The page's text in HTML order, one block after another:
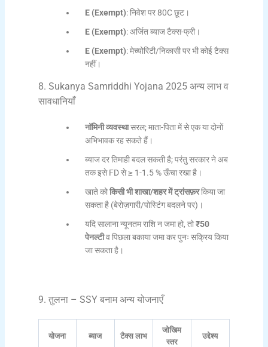
E (Exempt): निवेश पर 80C छूट।
E (Exempt): अर्जित ब्याज टैक्स-फ्री।
E (Exempt): मेच्योरिटी/निकासी पर भी कोई टैक्स
नहीं।
8. Sukanya Samriddhi Yojana 2025 अन्य लाभ व
सावधानियाँ
नॉमिनी व्यवस्थासरल; माता-पिता में से एक या दोनों
अभिभावक रह सकते हैं।
ब्याज दर तिमाही बदल सकती है; परंतु सरकार ने अब
तक इसे FD से ≥ 1-1.5 % ऊँचा रखा है।
खाते कोकिसी भी शाखा/शहर में ट्रांसफ़रकिया जा
सकता है (बेरोज़गारी/पोस्टिंग बदलने पर)।
यदि सालाना न्यूनतम राशि न जमा हो, तो₹50
पेनल्टीव पिछला बकाया जमा कर पुनः सक्रिय किया
जा सकता है।
9. तुलना – SSY बनाम अन्य योजनाएँ
योजना ब्याज टैक्स लाभ
जोखिम
स्तर
उद्देश्य